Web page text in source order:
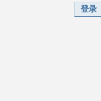
登录